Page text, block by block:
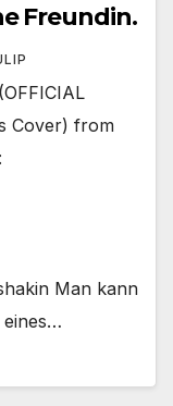
Freundin.
Cover) from
Man kann
eines…